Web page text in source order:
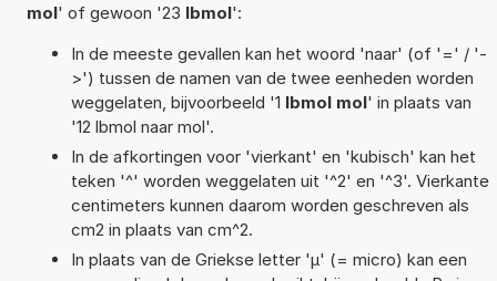
mol' of gewoon '23 lbmol':
In de meeste gevallen kan het woord 'naar' (of '=' / '-
>') tussen de namen van de twee eenheden worden
weggelaten, bijvoorbeeld '1 lbmol mol' in plaats van
'12 lbmol naar mol'.
In de afkortingen voor 'vierkant' en 'kubisch' kan het
teken '^' worden weggelaten uit '^2' en '^3'. Vierkante
centimeters kunnen daarom worden geschreven als
cm2 in plaats van cm^2.
In plaats van de Griekse letter 'µ' (= micro) kan een